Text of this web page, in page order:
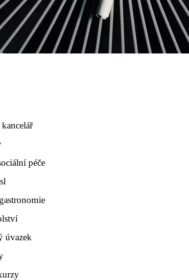
péče
úvazek